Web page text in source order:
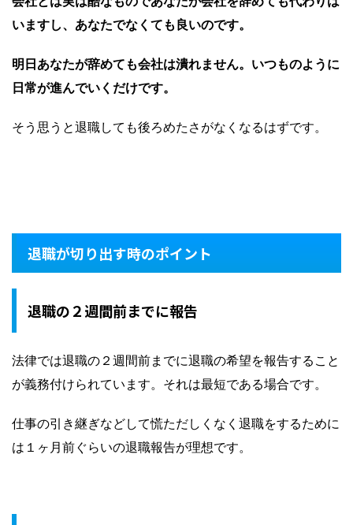
いますし、あなたでなくても良いのです。
明日あなたが辞めても会社は潰れません。いつものように
日常が進んでいくだけです。
そう思うと退職しても後ろめたさがなくなるはずです。
退職が切り出す時のポイント
退職の２週間前までに報告
法律では退職の２週間前までに退職の希望を報告すること
が義務付けられています。それは最短である場合です。
仕事の引き継ぎなどして慌ただしくなく退職をするために
は１ヶ月前ぐらいの退職報告が理想です。